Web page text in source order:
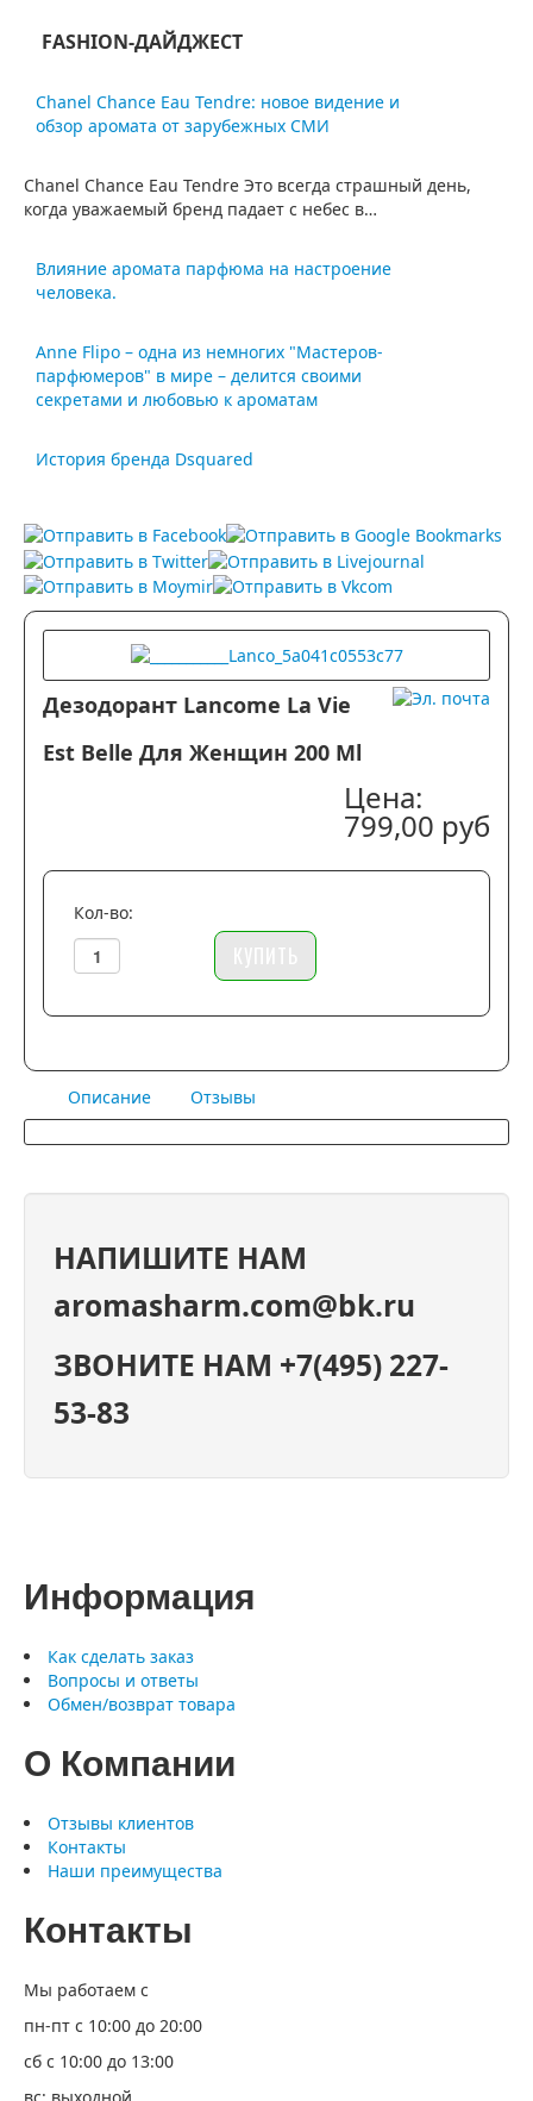
FASHION-ДАЙДЖЕСТ
Chanel Chance Eau Tendre: новое видение и
обзор аромата от зарубежных СМИ
Chanel Chance Eau Tendre Это всегда страшный день,
когда уважаемый бренд падает с небес в…
Влияние аромата парфюма на настроение
человека.
Парфюмерия уже с давних времён прочно вошла в одну
из самых главных сфер жизни человека.…
Anne Flipo – одна из немногих "Мастеров-
парфюмеров" в мире – делится своими
секретами и любовью к ароматам
Энн Флипо входит в элитную группу, которая имеет право
История бренда Dsquared
Итальянская компания с канадскими корнями,
производящая мужскую и женскую одежду стиля casual.
Свободный и раскованный…
Дезодорант Lancome La Vie
Est Belle Для Женщин 200 Ml
Цена:
799,00 руб
Кол-во:
Описание Отзывы
НАПИШИТЕ НАМ
aromasharm.com@bk.ru
ЗВОНИТЕ НАМ +7(495) 227-
53-83
Информация
Как сделать заказ
Вопросы и ответы
Обмен/возврат товара
О Компании
Отзывы клиентов
Контакты
Наши преимущества
Контакты
Мы работаем с
пн-пт с 10:00 до 20:00
сб с 10:00 до 13:00